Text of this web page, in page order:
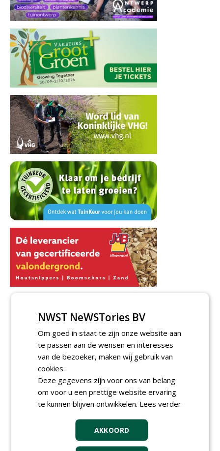
Meld je aan voor onze digitale
nieuwsbrief.
NWST NeWSTories BV
Om goed in staat te zijn onze website aan
te passen aan de wensen en interesses
van de bezoeker, maken wij gebruik van
cookies.
Deze gegevens zijn voor ons van belang
om voor u een prettige website ervaring
te kunnen blijven ontwikkelen. Lees verder
AKKOORD